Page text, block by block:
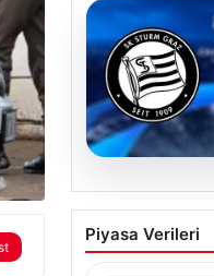
07.08.2026
Sturm
maçı ne
Piyasa Verileri